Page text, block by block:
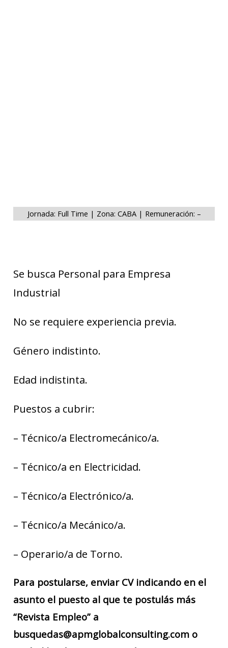
Jornada: Full Time | Zona: CABA | Remuneración: –
Se busca Personal para Empresa
Industrial
No se requiere experiencia previa.
Género indistinto.
Edad indistinta.
Puestos a cubrir:
– Técnico/a Electromecánico/a.
– Técnico/a en Electricidad.
– Técnico/a Electrónico/a.
– Técnico/a Mecánico/a.
– Operario/a de Torno.
Para postularse, enviar CV indicando en el
asunto el puesto al que te postulás más
“Revista Empleo” a
busquedas@apmglobalconsulting.com o